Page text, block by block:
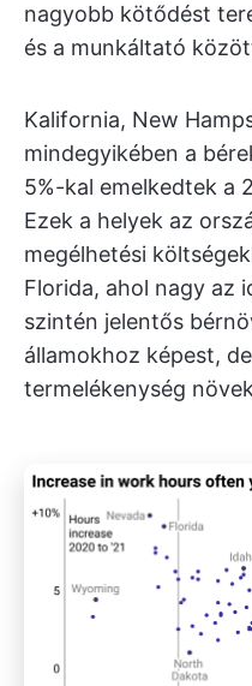
nagyobb kötődést
és a munkáltató
Kalifornia, New
mindegyikében a
5%-kal emelkedtek a
Ezek a helyek az
megélhetési
Florida, ahol nagy az
szintén jelentős
államokhoz képest,
termelékenység